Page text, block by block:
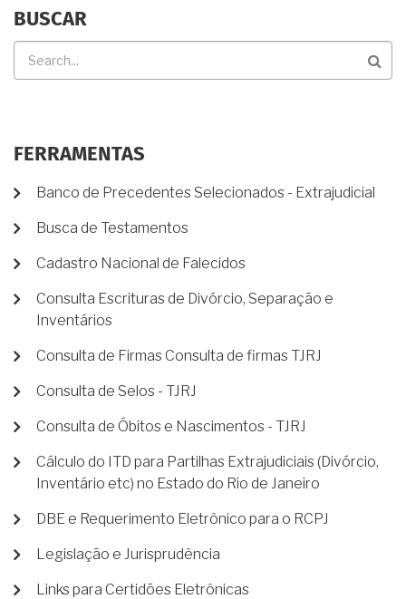
BUSCAR
FERRAMENTAS
Banco de Precedentes Selecionados - Extrajudicial
Busca de Testamentos
Cadastro Nacional de Falecidos
Consulta Escrituras de Divórcio, Separação e
Inventários
Consulta de Firmas Consulta de firmas TJRJ
Consulta de Selos - TJRJ
Consulta de Óbitos e Nascimentos - TJRJ
Cálculo do ITD para Partilhas Extrajudiciais (Divórcio,
Inventário etc) no Estado do Rio de Janeiro
DBE e Requerimento Eletrônico para o RCPJ
Legislação e Jurisprudência
Links para Certidões Eletrônicas